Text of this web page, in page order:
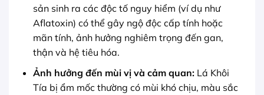
sản sinh ra các độc tố nguy hiểm (ví dụ như
Aflatoxin) có thể gây ngộ độc cấp tính hoặc
mãn tính, ảnh hưởng nghiêm trọng đến gan,
thận và hệ tiêu hóa.
Ảnh hưởng đến mùi vị và cảm quan:Lá Khôi
Tía bị ẩm mốc thường có mùi khó chịu, màu sắc